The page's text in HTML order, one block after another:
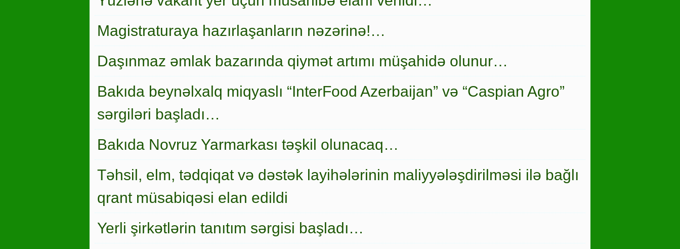
Magistraturaya hazırlaşanların nəzərinə!…
Daşınmaz əmlak bazarında qiymət artımı müşahidə olunur…
Bakıda beynəlxalq miqyaslı “InterFood Azerbaijan” və “Caspian Agro”
sərgiləri başladı…
Bakıda Novruz Yarmarkası təşkil olunacaq…
Təhsil, elm, tədqiqat və dəstək layihələrinin maliyyələşdirilməsi ilə bağlı
qrant müsabiqəsi elan edildi
Yerli şirkətlərin tanıtım sərgisi başladı…